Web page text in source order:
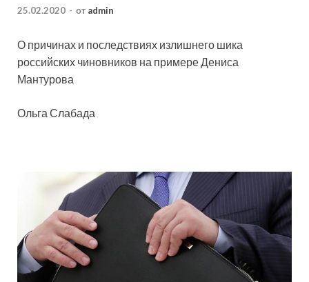
25.02.2020 - от admin
О причинах и последствиях излишнего шика
российских чиновников на примере Дениса
Мантурова
Ольга Слабада